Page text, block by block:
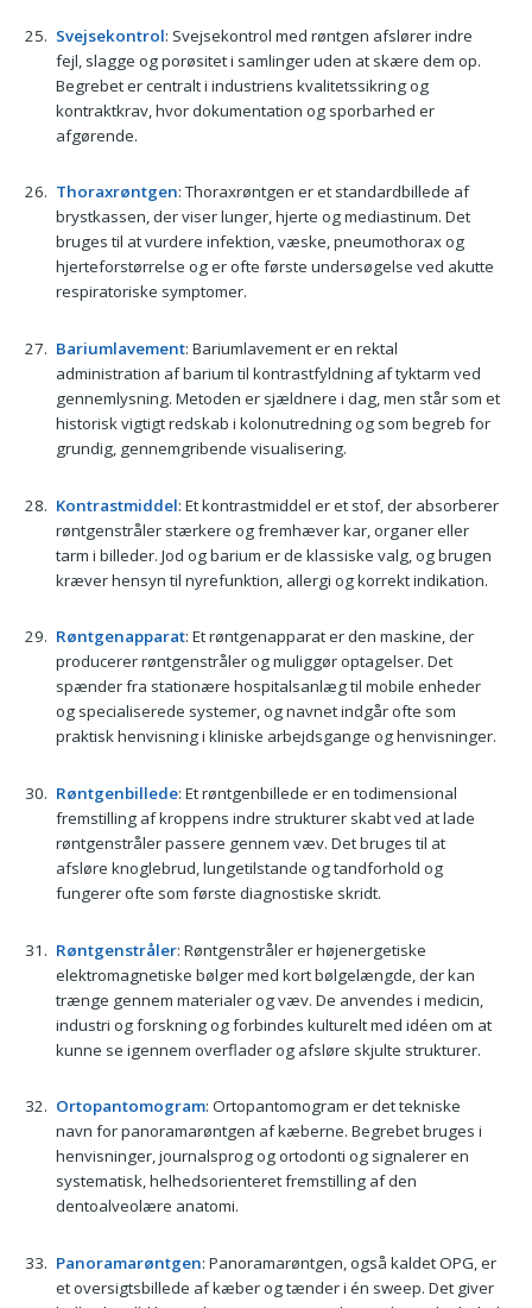
Svejsekontrol: Svejsekontrol med røntgen afslører indre
fejl, slagge og porøsitet i samlinger uden at skære dem op.
Begrebet er centralt i industriens kvalitetssikring og
kontraktkrav, hvor dokumentation og sporbarhed er
afgørende.
Thoraxrøntgen: Thoraxrøntgen er et standardbillede af
brystkassen, der viser lunger, hjerte og mediastinum. Det
bruges til at vurdere infektion, væske, pneumothorax og
hjerteforstørrelse og er ofte første undersøgelse ved akutte
respiratoriske symptomer.
Bariumlavement: Bariumlavement er en rektal
administration af barium til kontrastfyldning af tyktarm ved
gennemlysning. Metoden er sjældnere i dag, men står som et
historisk vigtigt redskab i kolonutredning og som begreb for
grundig, gennemgribende visualisering.
Kontrastmiddel: Et kontrastmiddel er et stof, der absorberer
røntgenstråler stærkere og fremhæver kar, organer eller
tarm i billeder. Jod og barium er de klassiske valg, og brugen
kræver hensyn til nyrefunktion, allergi og korrekt indikation.
Røntgenapparat: Et røntgenapparat er den maskine, der
producerer røntgenstråler og muliggør optagelser. Det
spænder fra stationære hospitalsanlæg til mobile enheder
og specialiserede systemer, og navnet indgår ofte som
praktisk henvisning i kliniske arbejdsgange og henvisninger.
Røntgenbillede: Et røntgenbillede er en todimensional
fremstilling af kroppens indre strukturer skabt ved at lade
røntgenstråler passere gennem væv. Det bruges til at
afsløre knoglebrud, lungetilstande og tandforhold og
fungerer ofte som første diagnostiske skridt.
Røntgenstråler: Røntgenstråler er højenergetiske
elektromagnetiske bølger med kort bølgelængde, der kan
trænge gennem materialer og væv. De anvendes i medicin,
industri og forskning og forbindes kulturelt med idéen om at
kunne se igennem overflader og afsløre skjulte strukturer.
Ortopantomogram: Ortopantomogram er det tekniske
navn for panoramarøntgen af kæberne. Begrebet bruges i
henvisninger, journalsprog og ortodonti og signalerer en
systematisk, helhedsorienteret fremstilling af den
dentoalveolære anatomi.
Panoramarøntgen: Panoramarøntgen, også kaldet OPG, er
et oversigtsbillede af kæber og tænder i én sweep. Det giver